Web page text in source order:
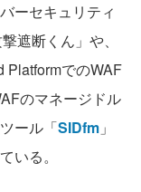
ーセキュリティ
遮断くん」や、
PlatformでのWAF
のマネージドル
ール「SIDfm 」
いる。